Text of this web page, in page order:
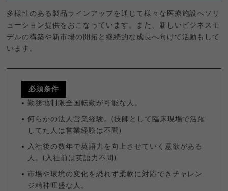
多様性のある製品ラインアップを通じて様々な医療施設へソリ
ューション提供をおこなっています。また、新しいビジネスモ
デルの構築や新市場の開拓と継続的な成長へ向けて活動もして
います。
必須条件
勤務地制限全国転勤が可能な人。
何らかの法人営業経験。(技師として臨床現場で活躍
してた人は営業経験は不問)
入社後の数年で英語力を向上させていく意欲がある
人。(入社前は英語力不問)
市場や環境の変化を恐れず柔軟に対応できチャレン
ジ精神旺盛な人。